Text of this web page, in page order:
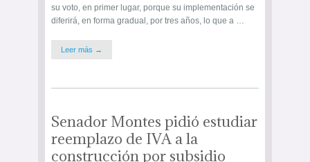
su voto, en primer lugar, porque su implementación se
diferirá, en forma gradual, por tres años, lo que a …
Leer más →
Senador Montes pidió estudiar
reemplazo de IVA a la
construcción por subsidio